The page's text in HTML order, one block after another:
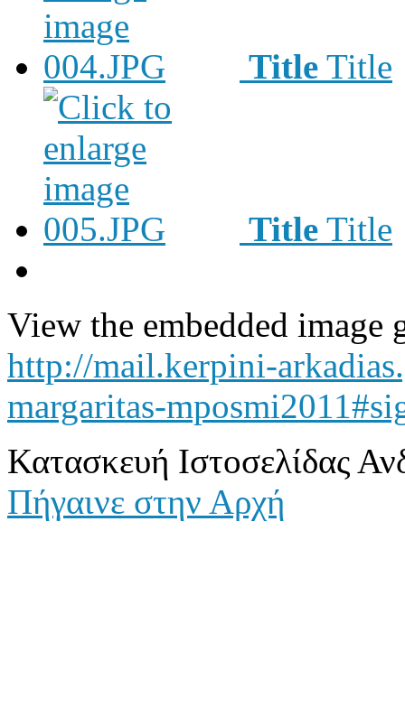
Title Title
Title Title
View the embedded image
http://mail.kerpini-
margaritas-
Κατασκευή Ιστοσελίδας
Πήγαινε στην Αρχή